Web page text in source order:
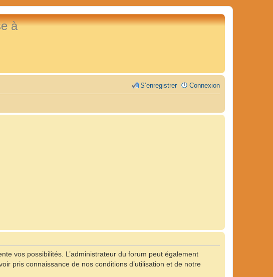
à
Connexion
S’enregistrer
vos possibilités. L’administrateur du forum peut également
pris connaissance de nos conditions d’utilisation et de notre